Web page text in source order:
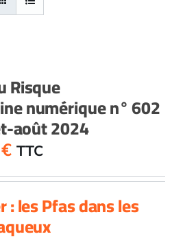
Risque
numérique n° 602
août 2024
€ TTC
: les Pfas dans les